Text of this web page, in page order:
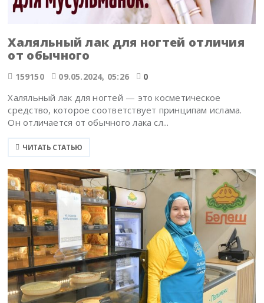
Халяльный лак для ногтей отличия
от обычного
159150 09.05.2024, 05:26 0
Халяльный лак для ногтей — это косметическое
средство, которое соответствует принципам ислама.
Он отличается от обычного лака сл...
ЧИТАТЬ СТАТЬЮ